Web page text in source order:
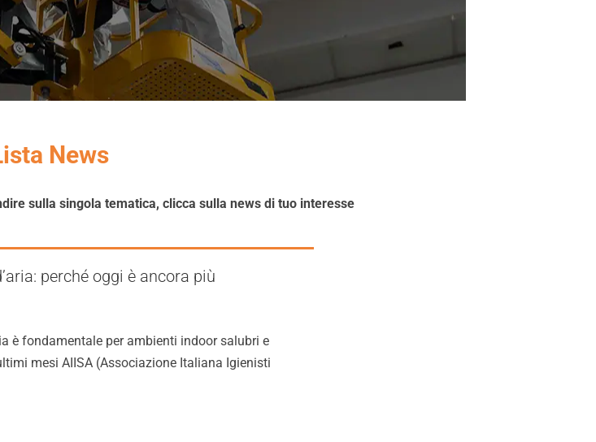
News
sulla singola tematica, clicca sulla news di tuo interesse
perché oggi è ancora più
è fondamentale per ambienti indoor salubri e
mesi AIISA (Associazione Italiana Igienisti